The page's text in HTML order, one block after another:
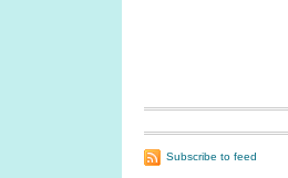
Subscribe to feed